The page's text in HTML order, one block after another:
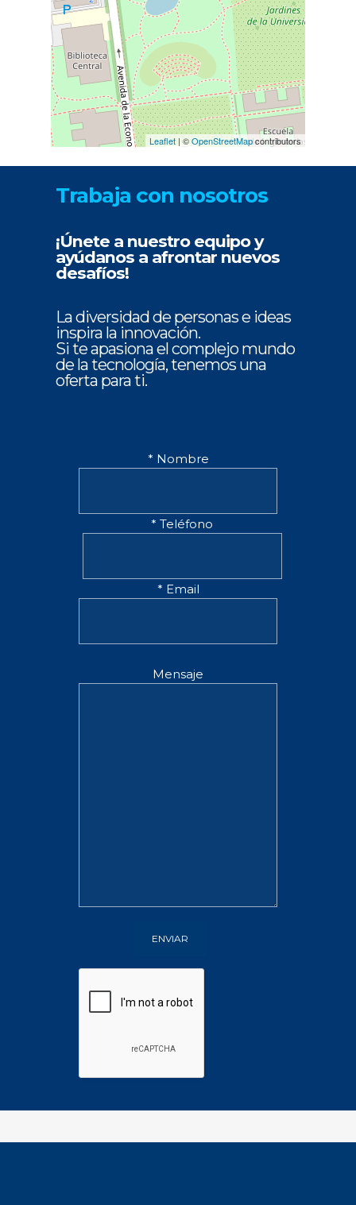
Leaflet | ©OpenStreetMapcontributors
Trabaja con nosotros
¡Únete a nuestro equipo y
ayúdanos a afrontar nuevos
desafíos!
La diversidad de personas e ideas
inspira la innovación.
Si te apasiona el complejo mundo
de la tecnología, tenemos una
oferta para ti.
* Nombre
* Teléfono
* Email
Mensaje